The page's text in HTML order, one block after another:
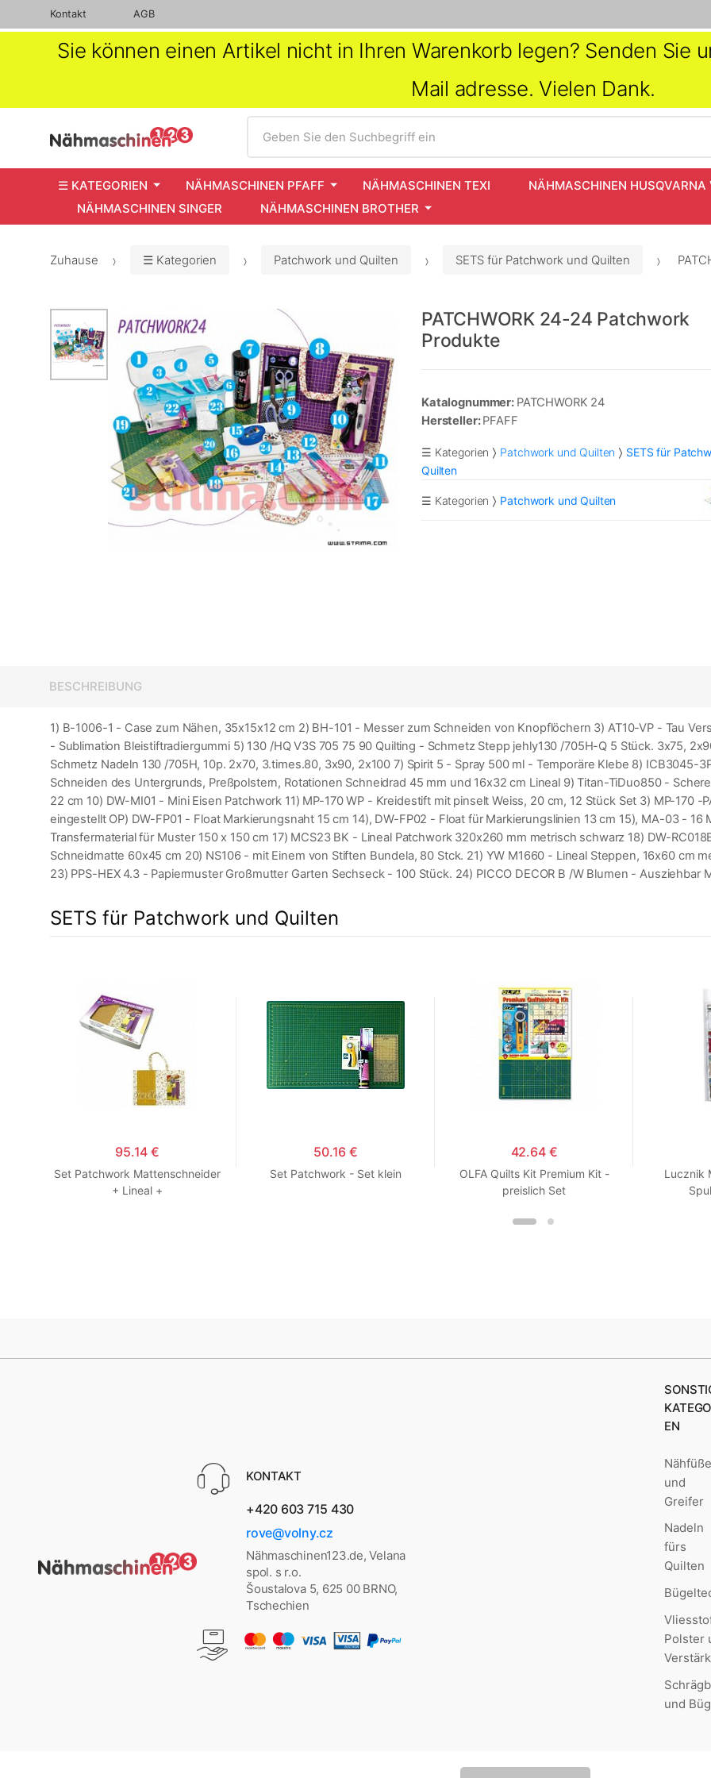
Kontakt AGB
Sie können einen Artikel nicht in Ihren Warenkorb legen? Senden Sie
Mail adresse. Vielen Dank.
Geben Sie den Suchbegriff ein
☰ KATEGORIEN NÄHMASCHINEN PFAFF NÄHMASCHINEN TEXI NÄHMASCHINEN HUSQVARNA
NÄHMASCHINEN SINGER
NÄHMASCHINEN BROTHER
Zuhause ☰ Kategorien Patchwork und Quilten SETS für Patchwork und Quilten
PATCHWORK 24-24 Patchwork
Produkte
Katalognummer: PATCHWORK 24
Hersteller:PFAFF
☰ Kategorien Patchwork und Quilten
SETS für
Quilten
☰ Kategorien Patchwork und Quilten
BESCHREIBUNG
1) B-1006-1 - Case zum Nähen, 35x15x12 cm 2) BH-101 - Messer zum Schneiden von Knopflöchern 3) AT10-VP - Tau
- Sublimation Bleistiftradiergummi 5) 130 /HQ V3S 705 75 90 Quilting - Schmetz Stepp jehly130 /705H-Q 5 Stück. 3x75,
Schmetz Nadeln 130 /705H, 10p. 2x70, 3.times.80, 3x90, 2x100 7) Spirit 5 - Spray 500 ml - Temporäre Klebe 8) ICB3045-
Schneiden des Untergrunds, Preßpolstern, Rotationen Schneidrad 45 mm und 16x32 cm Lineal 9) Titan-TiDuo850 -
22 cm 10) DW-MI01 - Mini Eisen Patchwork 11) MP-170 WP - Kreidestift mit pinselt Weiss, 20 cm, 12 Stück Set 3) MP-170
eingestellt OP) DW-FP01 - Float Markierungsnaht 15 cm 14), DW-FP02 - Float für Markierungslinien 13 cm 15), MA-03 -
Transfermaterial für Muster 150 x 150 cm 17) MCS23 BK - Lineal Patchwork 320x260 mm metrisch schwarz 18) DW-
Schneidmatte 60x45 cm 20) NS106 - mit Einem von Stiften Bundela, 80 Stck. 21) YW M1660 - Lineal Steppen, 16x60 cm
23) PPS-HEX 4.3 - Papiermuster Großmutter Garten Sechseck - 100 Stück. 24) PICCO DECOR B /W Blumen - Ausziehbar
SETS für Patchwork und Quilten
95.14 €
Set Patchwork Mattenschneider
+ Lineal +
50.16 €
Set Patchwork - Set klein
42.64 €
OLFA Quilts Kit Premium Kit -
preislich Set
Lucznik
KONTAKT
+420 603 715 430
rove@volny.cz
Nähmaschinen123.de, Velana
spol. s r.o.
Šoustalova 5, 625 00 BRNO,
Tschechien
EN
Nähfüße
und
Greifer
Nadeln
fürs
Quilten
Polster
und